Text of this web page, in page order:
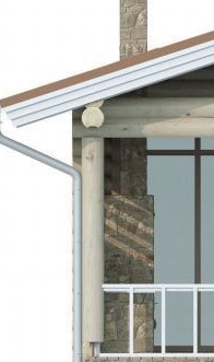
· ответим за 5 минут